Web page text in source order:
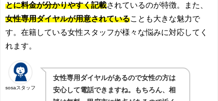
とに料金が分かりやすく記載されているのが特徴。また、
女性専用ダイヤルが用意されている ことも大きな魅力で
す。在籍している女性スタッフが様々な悩みに対応してく
れます。
sosaスタッフ
女性専用ダイヤルがあるので女性の方は
安心して電話できますね。もちろん、相